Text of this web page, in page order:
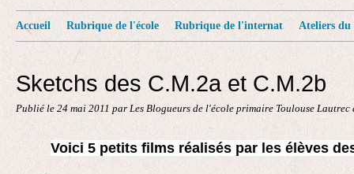
Accueil Rubrique de l'école Rubrique de l'internat Ateliers du
Sketchs des C.M.2a et C.M.2b
Publié le 24 mai 2011 par Les Blogueurs de l'école primaire Toulouse Lautrec
Voici 5 petits films réalisés par les élèves